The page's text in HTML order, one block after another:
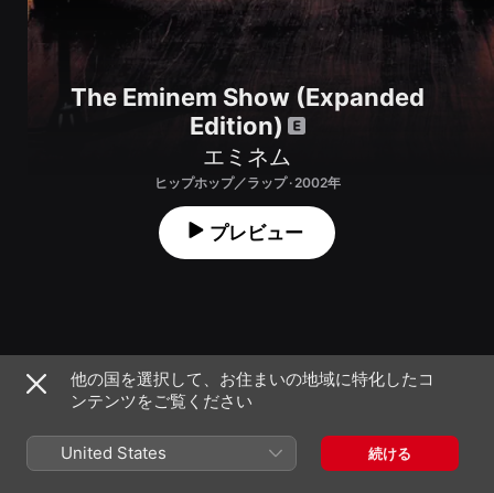
The Eminem Show (Expanded
Edition)
エミネム
ヒップホップ／ラップ · 2002年
プレビュー
カーテンズ・アップ～開幕。 (Skit)
他の国を選択して、お住まいの地域に特化したコ
ンテンツをご覧ください
United States 続ける